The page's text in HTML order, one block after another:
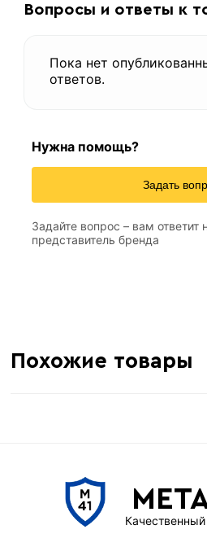
Вопросы и ответы к
Пока нет
ответов.
Нужна помощь?
Задать
Задайте вопрос – вам ответит
представитель бренда
Похожие товары